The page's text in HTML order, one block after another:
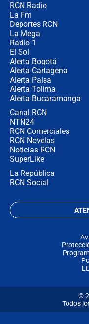
RCN Radio
La Fm
Deportes RCN
La Mega
Radio 1
El Sol
Alerta Bogotá
Alerta Cartagena
Alerta Paisa
Alerta Tolima
Alerta Bucaramanga
Canal RCN
NTN24
RCN Comerciales
RCN Novelas
Noticias RCN
SuperLike
La República
RCN Social
©
Todos